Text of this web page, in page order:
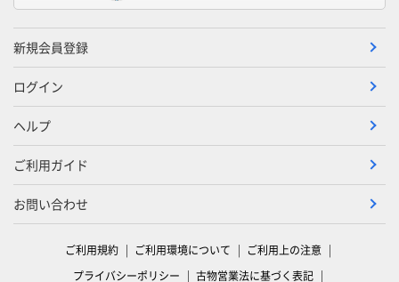
新規会員登録
ログイン
ヘルプ
ご利用ガイド
お問い合わせ
ご利用規約 ご利用環境について
ご利用上の注意
プライバシーポリシー
古物営業法に基づく表記